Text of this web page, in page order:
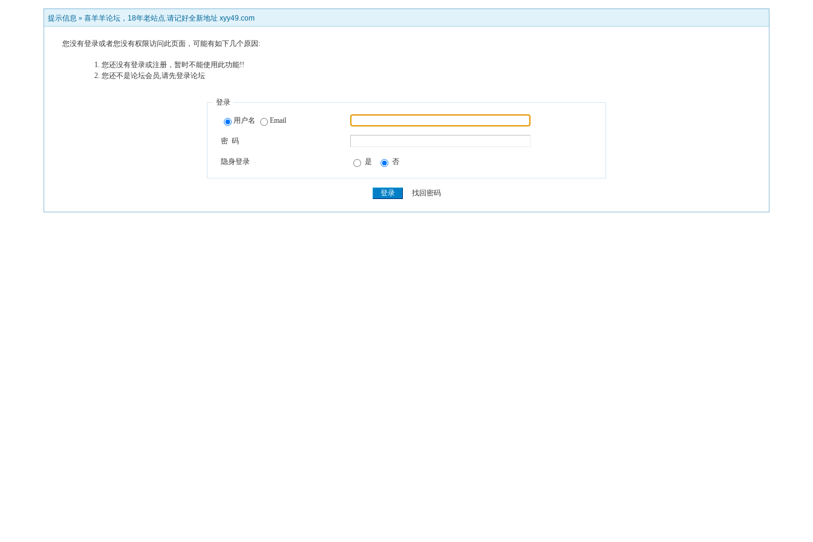
提示信息 » 喜羊羊论坛，18年老站点.请记好全新地址 xyy49.com
您没有登录或者您没有权限访问此页面，可能有如下几个原因:
您还没有登录或注册，暂时不能使用此功能!!
您还不是论坛会员,请先登录论坛
登录
用户名 Email
密 码
隐身登录 是 否
找回密码